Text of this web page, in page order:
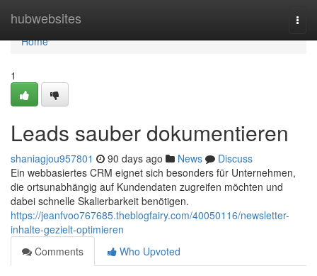
hubwebsites
Home
Home
1
Leads sauber dokumentieren
shaniagjou957801 90 days ago News
Discuss
Ein webbasiertes CRM eignet sich besonders für Unternehmen,
die ortsunabhängig auf Kundendaten zugreifen möchten und
dabei schnelle Skalierbarkeit benötigen.
https://jeanfvoo767685.theblogfairy.com/40050116/newsletter-
inhalte-gezielt-optimieren
Comments
Who Upvoted